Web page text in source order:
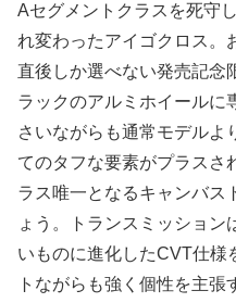
Aセグメントクラスを死守
れ変わったアイゴクロス。
直後しか選べない発売記念
ラックのアルミホイールに
さいながらも通常モデルよ
てのタフな要素がプラスさ
ラス唯一となるキャンバス
ょう。トランスミッション
いものに進化したCVT仕様
トながらも強く個性を主